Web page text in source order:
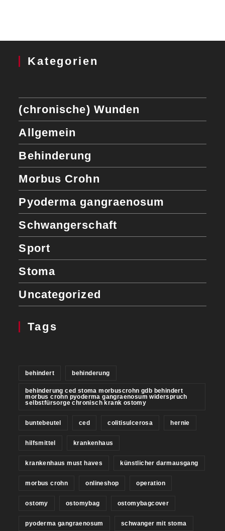
Kategorien
(chronische) Wunden
Allgemein
Behinderung
Morbus Crohn
Pyoderma gangraenosum
Schwangerschaft
Sport
Stoma
Uncategorized
Tags
behindert behinderung
behinderung ced stoma morbuscrohn gdb behindert
morbus crohn pyoderma gangraenosum widerspruch
selbstfürsorge chronisch krank ostomy
buntebeutel ced colitisulcerosa hernie
hilfsmittel krankenhaus
krankenhaus must haves künstlicher darmausgang
morbus crohn onlineshop operation
ostomy ostomybag ostomybagcover
pyoderma gangraenosum schwanger mit stoma